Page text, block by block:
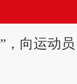
，向运动员